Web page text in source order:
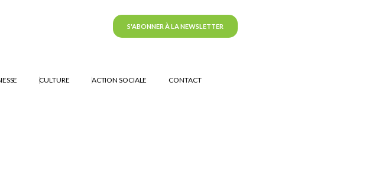
CULTURE ACTION SOCIALE CONTACT
S'ABONNER À LA NEWSLETTER